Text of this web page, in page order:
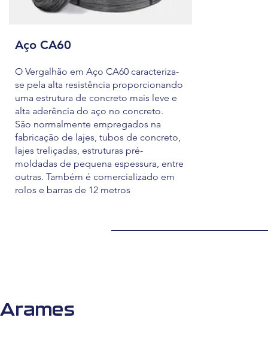
Aço CA60
O Vergalhão em Aço CA60 caracteriza-
se pela alta resistência proporcionando
uma estrutura de concreto mais leve e
alta aderência do aço no concreto.
São normalmente empregados na
fabricação de lajes, tubos de concreto,
lajes treliçadas, estruturas pré-
moldadas de pequena espessura, entre
outras. Também é comercializado em
rolos e barras de 12 metros
Arames